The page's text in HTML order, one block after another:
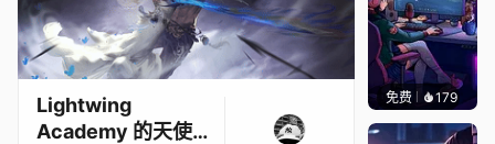
Lightwing
Academy 的天使
免费 179